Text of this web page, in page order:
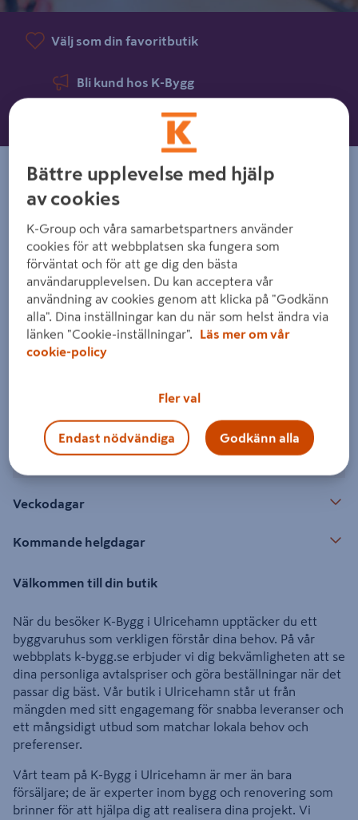
Välj som din favoritbutik
Bli kund hos K-Bygg
Kontaktinformation
523 37 Ulricehamn
Telefon:032 1-4 88800 ⓘ
E-postadress: info.ulricehamn@k-bygg.se
Kontakt
Öppet idag: 06:30 - 17:00
Veckodagar
Kommande helgdagar
Välkommen till din butik
När du besöker K-Bygg i Ulricehamn upptäcker du ett
byggvaruhus som verkligen förstår dina behov. På vår
webbplats k-bygg.se erbjuder vi dig bekvämligheten att se
dina personliga avtalspriser och göra beställningar när det
passar dig bäst. Vår butik i Ulricehamn står ut från
mängden med sitt engagemang för snabba leveranser och
ett mångsidigt utbud som matchar lokala behov och
preferenser.
Vårt team på K-Bygg i Ulricehamn är mer än bara
försäljare; de är experter inom bygg och renovering som
brinner för att hjälpa dig att realisera dina projekt. Vi
Bättre upplevelse med hjälp
av cookies
K-Group och våra samarbetspartners använder
cookies för att webbplatsen ska fungera som
förväntat och för att ge dig den bästa
användarupplevelsen. Du kan acceptera vår
användning av cookies genom att klicka på "Godkänn
alla". Dina inställningar kan du när som helst ändra via
länken "Cookie-inställningar".
Läs mer om vår
cookie-policy
Fler val
Endast nödvändiga Godkänn alla